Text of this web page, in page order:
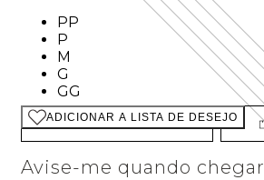
Tamanho: PP
PP
Tamanho: P
P
Tamanho: M
M
Tamanho: G
G
Tamanho: GG
GG
Descubra seu tamanho
ADICIONAR A LISTA DE DESEJO
Avise-me quando chegar